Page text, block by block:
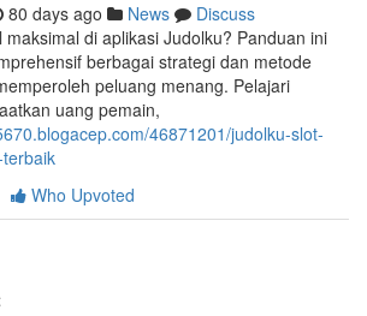
80 days ago News
Discuss
di aplikasi Judolku? Panduan ini
berbagai strategi dan metode
peluang menang. Pelajari
uang pemain,
46871201/judolku-slot-
Who Upvoted